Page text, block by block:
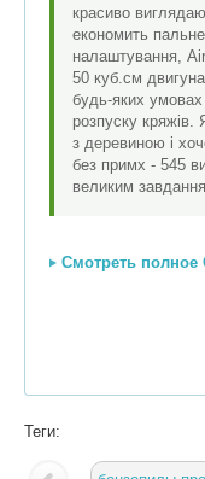
красиво
економить
налаштування,
50 куб.см
будь-яких умовах
розпуску
з деревиною і
без примх - 545
великим
Смотреть полное
Теги: